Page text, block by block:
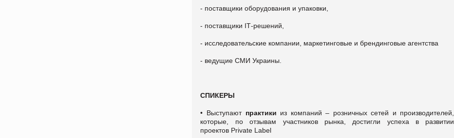
- поставщики оборудования и упаковки,
- поставщики ІТ-решений,
- исследовательские компании, маркетинговые и брендинговые агентства
- ведущие СМИ Украины.
СПИКЕРЫ
• Выступают практики из компаний – розничных сетей и производителей,
которые, по отзывам участников рынка, достигли успеха в развитии
проектов Private Label